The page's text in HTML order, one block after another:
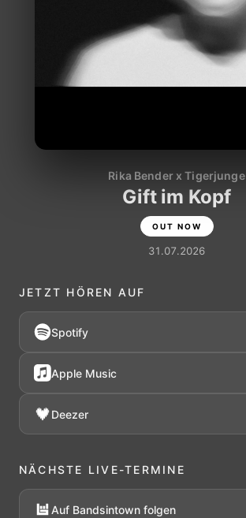
Rika Bender x Tigerjunge
Gift im Kopf
OUT NOW
31.07.2026
JETZT HÖREN AUF
Spotify
Apple Music
Deezer
NÄCHSTE LIVE-TERMINE
Auf Bandsintown folgen